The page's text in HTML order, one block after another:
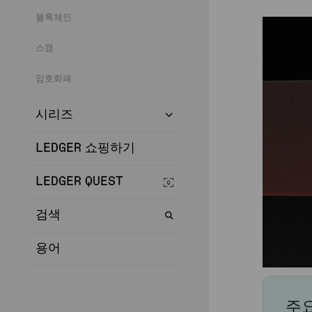
블록체인
스캠
암호화폐
시리즈
LEDGER 쇼핑하기
LEDGER QUEST
검색
용어
주